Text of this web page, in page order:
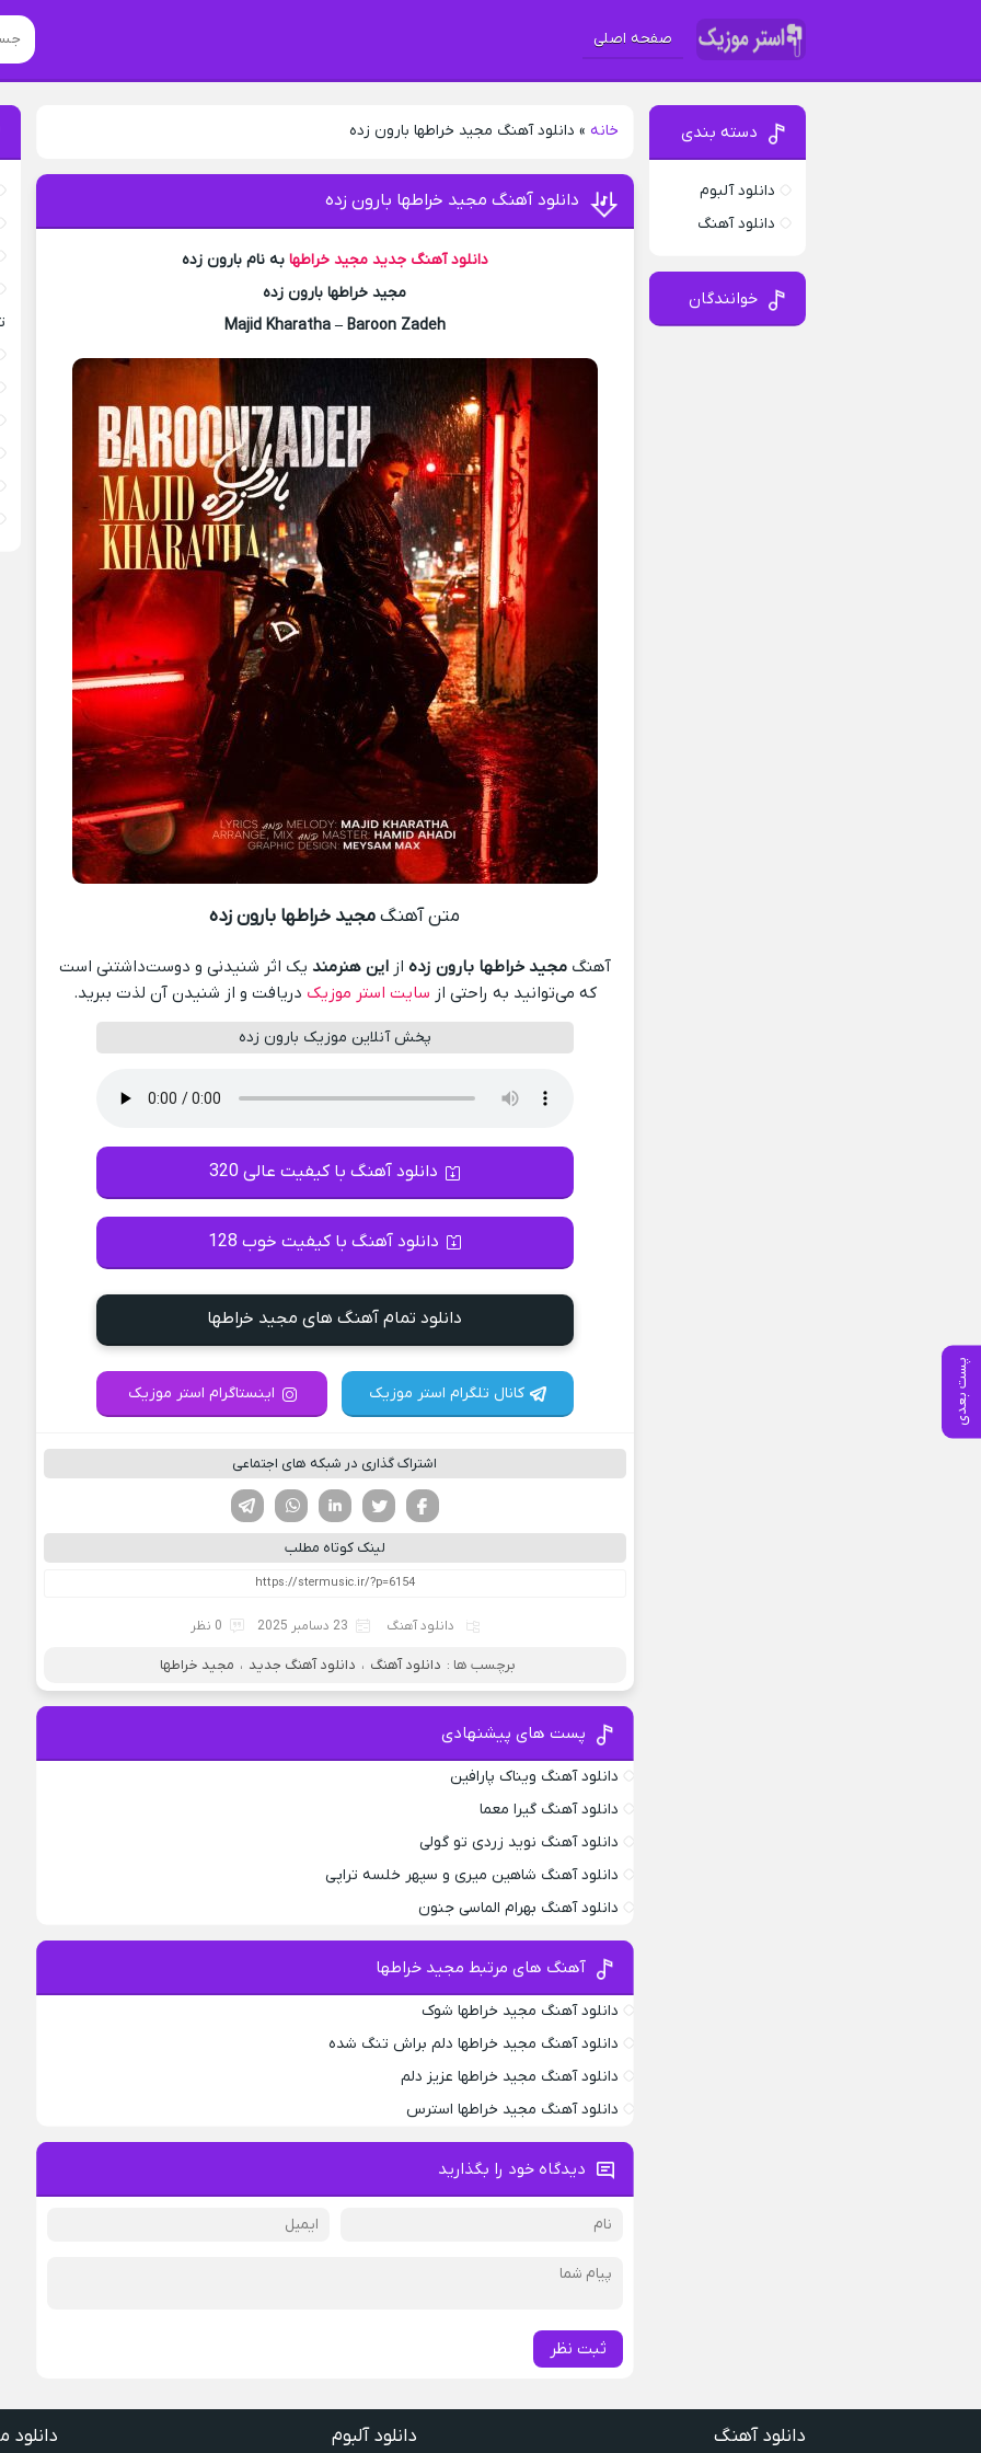
صفحه اصلی
خانه » دانلود آهنگ مجید خراطها بارون زده
پست بعدی
دانلود آهنگ مجید خراطها بارون زده
دانلود آهنگ جدید مجید خراطها به نام بارون زده
مجید خراطها بارون زده
Majid Kharatha – Baroon Zadeh
متن آهنگمجید خراطها بارون زده
آهنگمجید خراطها بارون زده ازاین هنرمند یک اثر شنیدنی و دوست‌داشتنی است
که می‌توانید به راحتی از سایت استر موزیک دریافت و از شنیدن آن لذت ببرید.
پخش آنلاین موزیک بارون زده
دانلود آهنگ با کیفیت عالی 320
دانلود آهنگ با کیفیت خوب 128
دانلود تمام آهنگ های مجید خراطها
کانال تلگرام استر موزیک اینستاگرام استر موزیک
اشتراک گذاری در شبکه های اجتماعی
لینکدین تویتر
فیسوک
لینک کوتاه مطلب
دانلود آهنگ 23 دسامبر 2025 0 نظر
برچسب ها : دانلود آهنگ ، دانلود آهنگ جدید ، مجید خراطها
پست های پیشنهادی
دانلود آهنگ ویناک پارافین
دانلود آهنگ گیرا معما
دانلود آهنگ نوید زردی تو گولی
دانلود آهنگ شاهین میری و سپهر خلسه تراپی
دانلود آهنگ بهرام الماسی جنون
آهنگ های مرتبط مجید خراطها
دانلود آهنگ مجید خراطها شوک
دانلود آهنگ مجید خراطها دلم براش تنگ شده
دانلود آهنگ مجید خراطها عزیز دلم
دانلود آهنگ مجید خراطها استرس
دیدگاه خود را بگذارید
ثبت نظر
دسته بندی
دانلود آلبوم
دانلود آهنگ
خوانندگان
دانلود آهنگ دانلود آلبوم دانلود